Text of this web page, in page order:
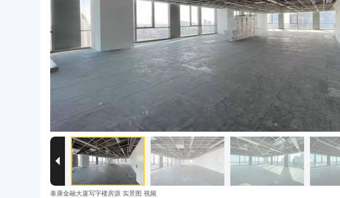

泰康金融大厦写字楼房源 实景图 视频